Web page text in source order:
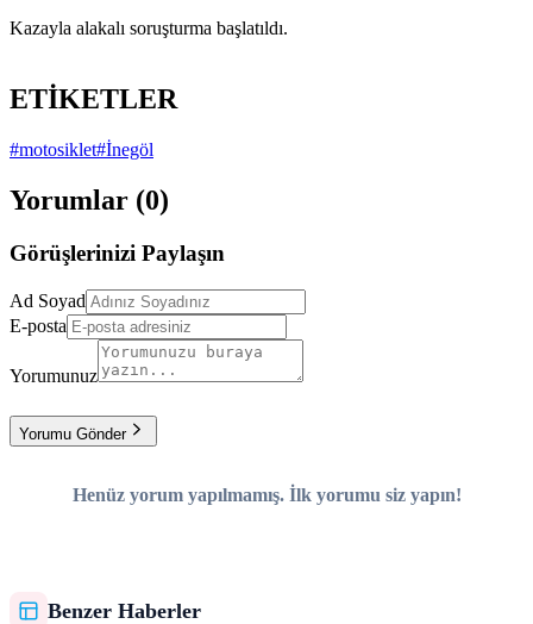
Kazayla alakalı soruşturma başlatıldı.
ETİKETLER
#motosiklet#İnegöl
Yorumlar (0)
Görüşlerinizi Paylaşın
Ad Soyad
E-posta
Yorumunuz
Yorumu Gönder
Henüz yorum yapılmamış. İlk yorumu siz yapın!
Benzer Haberler